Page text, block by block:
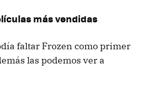
más vendidas
faltar Frozen como primer
las podemos ver a